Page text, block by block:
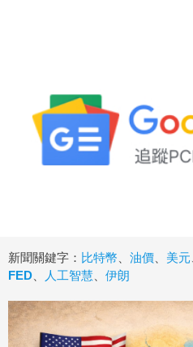
新聞關鍵字： 比特幣 油價 美元
FED
人工智慧 伊朗